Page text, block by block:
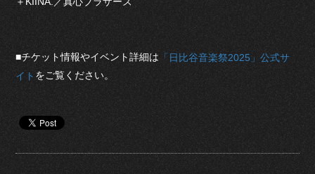
■チケット情報やイベント詳細は 「日比谷音楽祭2025」公式サ
イト をご覧ください。